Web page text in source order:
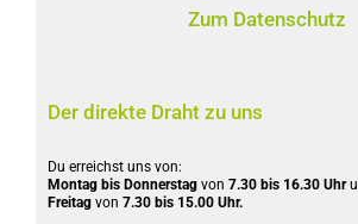
Der direkte Draht zu uns
Du erreichst uns von:
Montag bis Donnerstag von 7.30 bis 16.30 Uhr
Freitag von 7.30 bis 15.00 Uhr.
Zum Datenschutz